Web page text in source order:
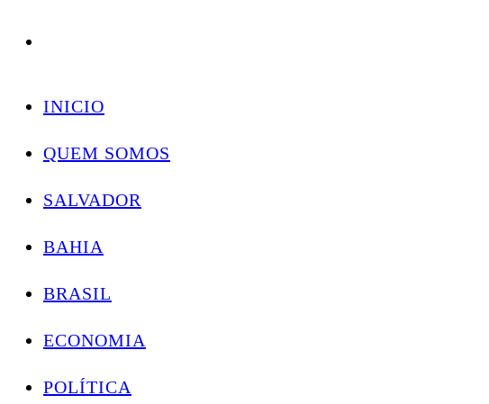
Skip
INICIO
QUEM SOMOS
SALVADOR
BAHIA
BRASIL
ECONOMIA
POLÍTICA